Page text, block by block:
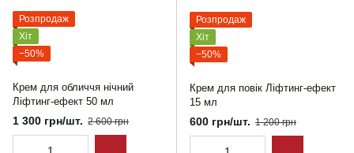
Розпродаж
Хіт
−50%
Крем для обличчя нічний
Ліфтинг-ефект 50 мл
1 300 грн/шт. 2 600 грн
Розпродаж
Хіт
−50%
Крем для повік Ліфтинг-ефект
15 мл
600 грн/шт. 1 200 грн